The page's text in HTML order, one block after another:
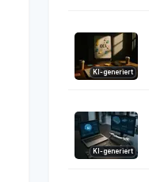
KI-generiert
KI-generiert